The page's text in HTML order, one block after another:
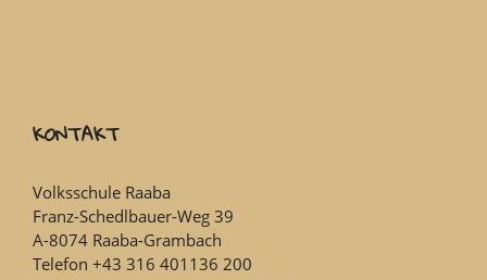
KONTAKT
Volksschule Raaba
Franz-Schedlbauer-Weg 39
A-8074 Raaba-Grambach
Telefon +43 316 401136 200